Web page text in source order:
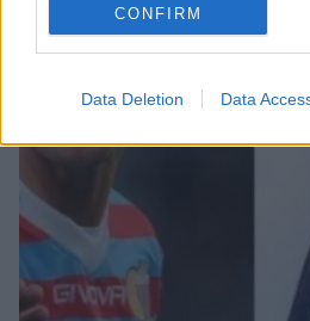
CONFIRM
Data Deletion Data